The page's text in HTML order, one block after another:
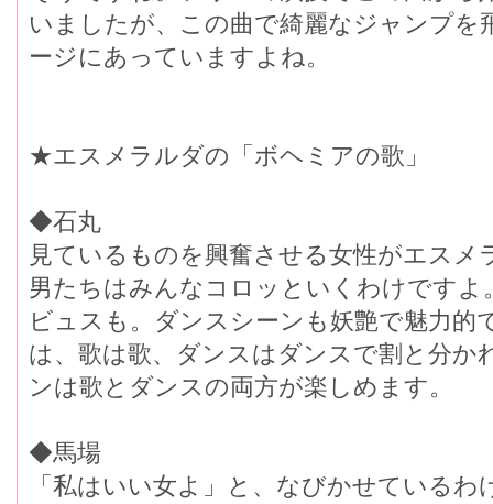
いましたが、この曲で綺麗なジャンプ
ージにあっていますよね。
★エスメラルダの「ボヘミアの歌」
◆石丸
見ているものを興奮させる女性がエス
男たちはみんなコロッといくわけです
ビュスも。ダンスシーンも妖艶で魅力的
は、歌は歌、ダンスはダンスで割と分か
ンは歌とダンスの両方が楽しめます。
◆馬場
「私はいい女よ」と、なびかせている